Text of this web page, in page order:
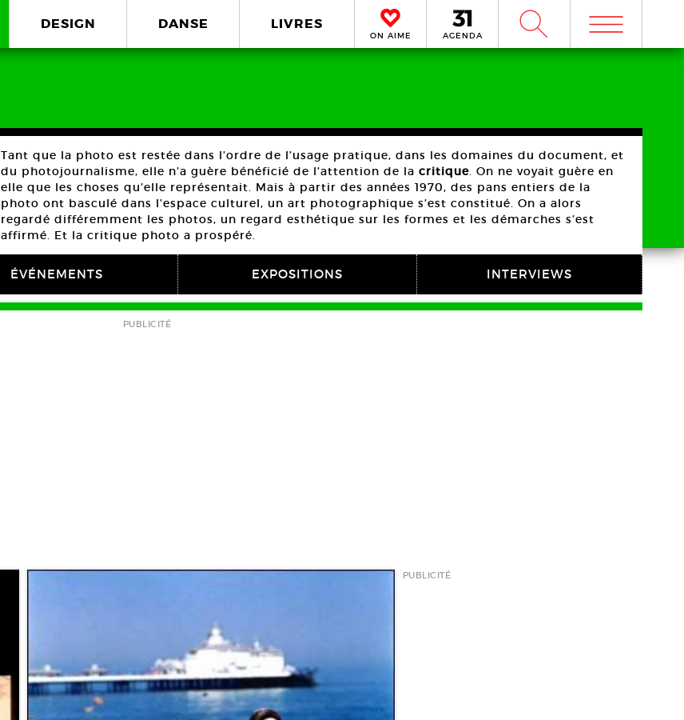
DESIGN DANSE LIVRES
ON AIME AGENDA W m
Tant que la photo est restée dans l’ordre de l’usage pratique, dans les domaines du document, et
du photojournalisme, elle n’a guère bénéficié de l’attention de la critique. On ne voyait guère en
elle que les choses qu’elle représentait. Mais à partir des années 1970, des pans entiers de la
photo ont basculé dans l’espace culturel, un art photographique s’est constitué. On a alors
regardé différemment les photos, un regard esthétique sur les formes et les démarches s’est
affirmé. Et la critique photo a prospéré.
ÉVÉNEMENTS EXPOSITIONS INTERVIEWS
PUBLICITÉ
PUBLICITÉ